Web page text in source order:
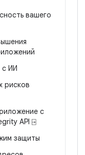
вашего
с ИИ
рисков
с
API ⍈
защиты